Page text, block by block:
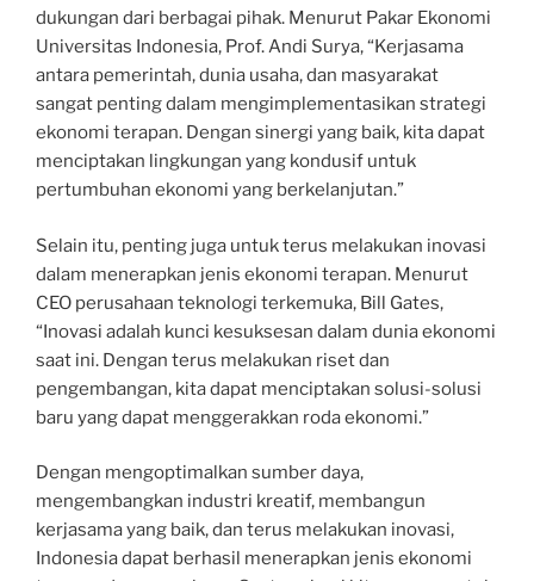
dukungan dari berbagai pihak. Menurut Pakar Ekonomi
Universitas Indonesia, Prof. Andi Surya, “Kerjasama
antara pemerintah, dunia usaha, dan masyarakat
sangat penting dalam mengimplementasikan strategi
ekonomi terapan. Dengan sinergi yang baik, kita dapat
menciptakan lingkungan yang kondusif untuk
pertumbuhan ekonomi yang berkelanjutan.”
Selain itu, penting juga untuk terus melakukan inovasi
dalam menerapkan jenis ekonomi terapan. Menurut
CEO perusahaan teknologi terkemuka, Bill Gates,
“Inovasi adalah kunci kesuksesan dalam dunia ekonomi
saat ini. Dengan terus melakukan riset dan
pengembangan, kita dapat menciptakan solusi-solusi
baru yang dapat menggerakkan roda ekonomi.”
Dengan mengoptimalkan sumber daya,
mengembangkan industri kreatif, membangun
kerjasama yang baik, dan terus melakukan inovasi,
Indonesia dapat berhasil menerapkan jenis ekonomi